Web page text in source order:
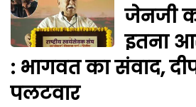
जेनजी
इतना
: भागवत का संवाद,
पलटवार